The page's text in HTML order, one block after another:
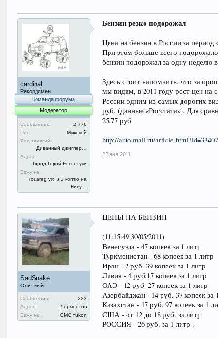
cardinal
Рекордсмен
Команда форума
Модератор
Сообщения:
2.776
Пол:
Мужской
Род занятий:
Диванный джиппер…
Адрес:
Город-Герой Ессентуки
Езжу на:
Touareg vr6 3.2 коплю на
Ниву…
Бензин резко подорожал
Цена на бензин в России за период
При этом больше всего
бензин подорожал за одну неделю
Здесь стоит напомнить, что за
мы видим, в 2011 году рост цен на
России одним из самых дорогих
руб. (данные «Росстата»). Для
25,77 руб
http://auto.mail.ru/article.html?id=33407
22 янв 2011
SadSnake
Опытный
Сообщения:
223
Адрес:
Лермонтов
Езжу на:
GMC Yukon
ЦЕНЫ НА БЕНЗИН
(11:15:49 30/05/2011)
Венесуэла - 47 копеек за 1 литр
Туркменистан - 68 копеек за 1 литр
Иран - 2 руб. 39 копеек за 1 литр
Ливия - 4 руб.17 копеек за 1 литр
ОАЭ - 12 руб. 27 копеек за 1 литр
Азербайджан - 14 руб. 37 копеек за
Казахстан - 17 руб. 97 копеек за 1
США - от 12 до 18 руб. за литр
РОССИЯ - 26 руб. за 1 литр .